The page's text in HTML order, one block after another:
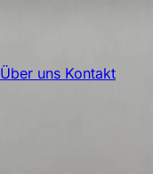
Über uns Kontakt